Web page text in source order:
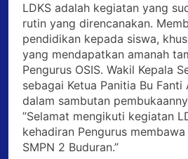
LDKS adalah kegiatan yang
rutin yang direncanakan.
pendidikan kepada siswa,
yang mendapatkan amanah
Pengurus OSIS. Wakil Kepala
sebagai Ketua Panitia Bu Fanti
dalam sambutan
”Selamat mengikuti kegiatan
kehadiran Pengurus
SMPN 2 Buduran.”